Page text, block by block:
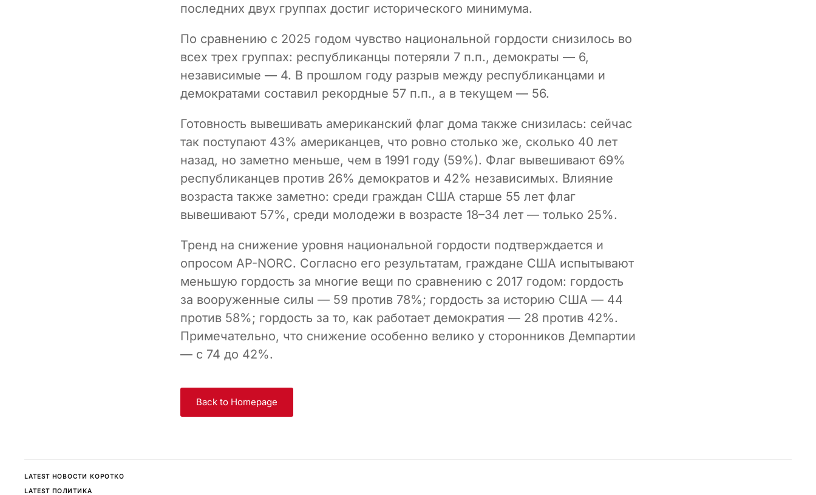
последних двух группах достиг исторического минимума.
По сравнению с 2025 годом чувство национальной гордости снизилось во
всех трех группах: республиканцы потеряли 7 п.п., демократы — 6,
независимые — 4. В прошлом году разрыв между республиканцами и
демократами составил рекордные 57 п.п., а в текущем — 56.
Готовность вывешивать американский флаг дома также снизилась: сейчас
так поступают 43% американцев, что ровно столько же, сколько 40 лет
назад, но заметно меньше, чем в 1991 году (59%). Флаг вывешивают 69%
республиканцев против 26% демократов и 42% независимых. Влияние
возраста также заметно: среди граждан США старше 55 лет флаг
вывешивают 57%, среди молодежи в возрасте 18–34 лет — только 25%.
Тренд на снижение уровня национальной гордости подтверждается и
опросом AP-NORC. Согласно его результатам, граждане США испытывают
меньшую гордость за многие вещи по сравнению с 2017 годом: гордость
за вооруженные силы — 59 против 78%; гордость за историю США — 44
против 58%; гордость за то, как работает демократия — 28 против 42%.
Примечательно, что снижение особенно велико у сторонников Демпартии
— с 74 до 42%.
Back to Homepage
LATEST НОВОСТИ КОРОТКО
LATEST ПОЛИТИКА